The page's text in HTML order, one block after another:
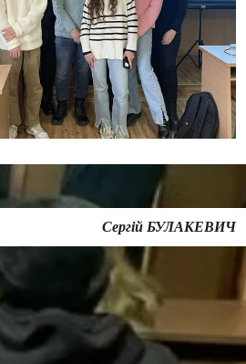
Сергій БУЛАКЕВИЧ